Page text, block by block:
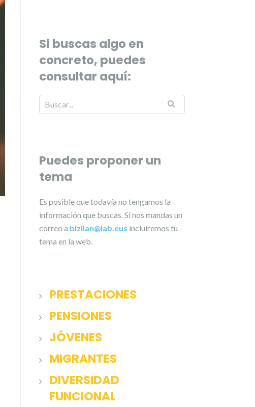
Si buscas algo en
concreto, puedes
consultar aquí:
Puedes proponer un
tema
Es posible que todavía no tengamos la
información que buscas. Si nos mandas un
correo a bizilan@lab.eus incluiremos tu
tema en la web.
PRESTACIONES
PENSIONES
JÓVENES
MIGRANTES
DIVERSIDAD
FUNCIONAL